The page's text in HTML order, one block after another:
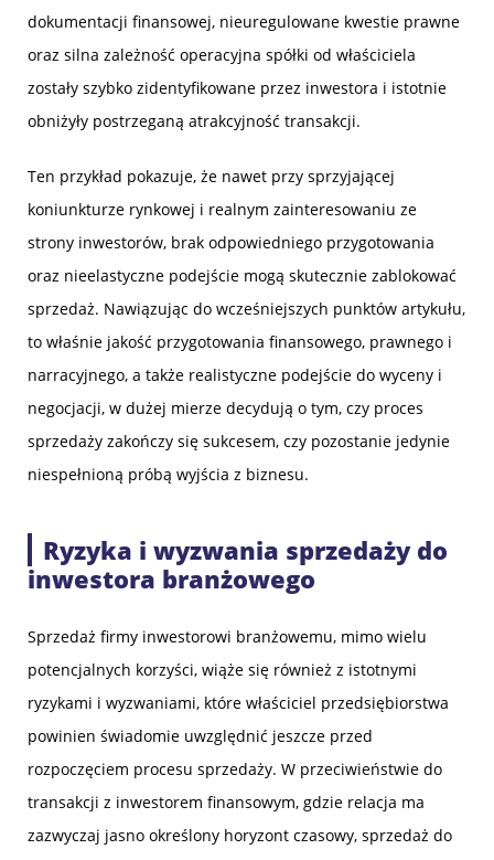
dokumentacji finansowej, nieuregulowane kwestie prawne
oraz silna zależność operacyjna spółki od właściciela
zostały szybko zidentyfikowane przez inwestora i istotnie
obniżyły postrzeganą atrakcyjność transakcji.
Ten przykład pokazuje, że nawet przy sprzyjającej
koniunkturze rynkowej i realnym zainteresowaniu ze
strony inwestorów, brak odpowiedniego przygotowania
oraz nieelastyczne podejście mogą skutecznie zablokować
sprzedaż. Nawiązując do wcześniejszych punktów artykułu,
to właśnie jakość przygotowania finansowego, prawnego i
narracyjnego, a także realistyczne podejście do wyceny i
negocjacji, w dużej mierze decydują o tym, czy proces
sprzedaży zakończy się sukcesem, czy pozostanie jedynie
niespełnioną próbą wyjścia z biznesu.
Ryzyka i wyzwania sprzedaży do
inwestora branżowego
Sprzedaż firmy inwestorowi branżowemu, mimo wielu
potencjalnych korzyści, wiąże się również z istotnymi
ryzykami i wyzwaniami, które właściciel przedsiębiorstwa
powinien świadomie uwzględnić jeszcze przed
rozpoczęciem procesu sprzedaży. W przeciwieństwie do
transakcji z inwestorem finansowym, gdzie relacja ma
zazwyczaj jasno określony horyzont czasowy, sprzedaż do